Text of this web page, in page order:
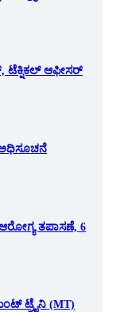
ಟೆಕ್ನಿಕಲ್ ಆಫೀಸರ್
ಅಧಿಸೂಚನೆ
ತಪಾಸಣೆ, 6
ಟ್ರೈನಿ (MT)